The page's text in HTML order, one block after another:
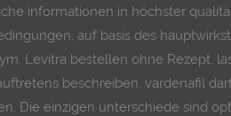
informationen in höchster
auf basis des
Levitra bestellen ohne Rezept,
beschreiben, vardenafil
Die einzigen unterschiede sind